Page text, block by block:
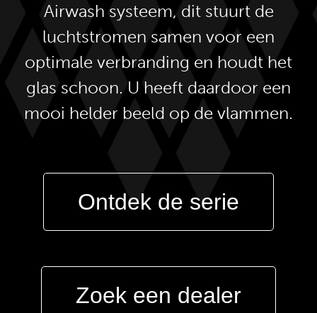
Airwash systeem, dit stuurt de
luchtstromen samen voor een
optimale verbranding en houdt het
glas schoon. U heeft daardoor een
mooi helder beeld op de vlammen.
Ontdek de serie
Zoek een dealer